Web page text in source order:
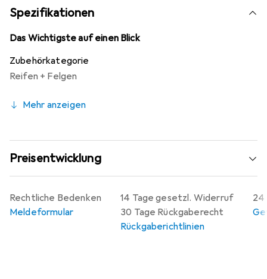
Spezifikationen
Das Wichtigste auf einen Blick
Zubehörkategorie
Reifen + Felgen
Mehr anzeigen
Preisentwicklung
14 Tage gesetzl. Widerruf
30 Tage Rückgaberecht
Rückgaberichtlinien
24
Rechtliche Bedenken
Meldeformular